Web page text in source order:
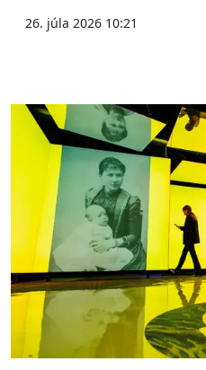
26. júla 2026 10:21